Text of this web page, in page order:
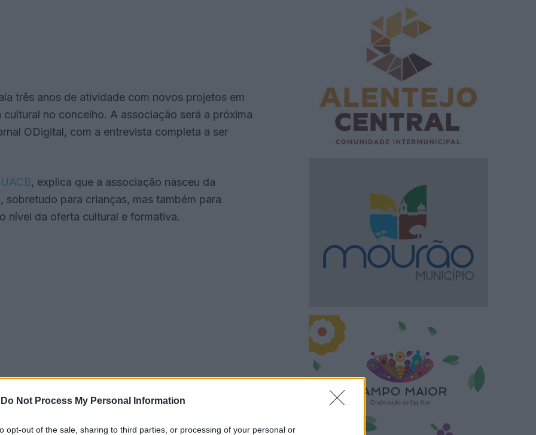
Do Not Process My Personal Information
opt-out of the sale, sharing to third parties, or processing of your personal or
três anos de atividade com novos projetos em
no concelho. A associação será a próxima
ODigital, com a entrevista completa a ser
UACB, explica que a associação nasceu da
para crianças, mas também para
nível da oferta cultural e formativa.